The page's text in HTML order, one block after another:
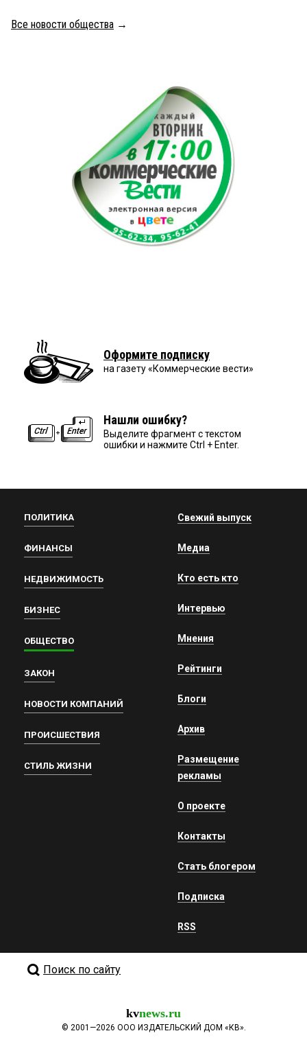
Все новости общества →
Оформите подписку
на газету «Коммерческие вести»
Нашли ошибку?
Выделите фрагмент с текстом
ошибки и нажмите Ctrl + Enter.
ПОЛИТИКА
ФИНАНСЫ
НЕДВИЖИМОСТЬ
БИЗНЕС
ОБЩЕСТВО
ЗАКОН
НОВОСТИ КОМПАНИЙ
ПРОИСШЕСТВИЯ
СТИЛЬ ЖИЗНИ
Свежий выпуск
Медиа
Кто есть кто
Интервью
Мнения
Рейтинги
Блоги
Архив
Размещение
рекламы
О проекте
Контакты
Стать блогером
Подписка
RSS
Поиск по сайту
kvnews.ru
© 2001—2026 ООО ИЗДАТЕЛЬСКИЙ ДОМ «КВ».